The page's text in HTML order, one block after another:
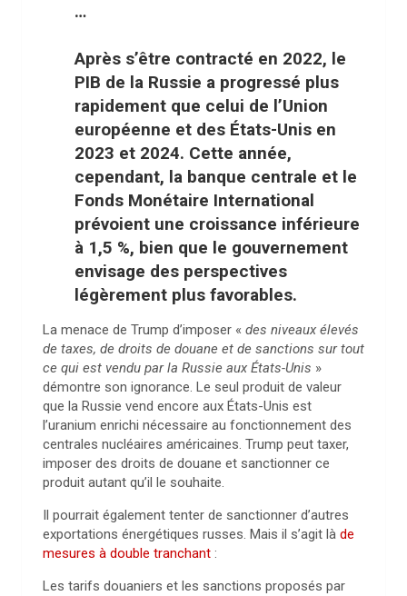
…
Après s’être contracté en 2022, le
PIB de la Russie a progressé plus
rapidement que celui de l’Union
européenne et des États-Unis en
2023 et 2024. Cette année,
cependant, la banque centrale et le
Fonds Monétaire International
prévoient une croissance inférieure
à 1,5 %, bien que le gouvernement
envisage des perspectives
légèrement plus favorables.
La menace de Trump d’imposer « des niveaux élevés
de taxes, de droits de douane et de sanctions sur tout
ce qui est vendu par la Russie aux États-Unis »
démontre son ignorance. Le seul produit de valeur
que la Russie vend encore aux États-Unis est
l’uranium enrichi nécessaire au fonctionnement des
centrales nucléaires américaines. Trump peut taxer,
imposer des droits de douane et sanctionner ce
produit autant qu’il le souhaite.
Il pourrait également tenter de sanctionner d’autres
exportations énergétiques russes. Mais il s’agit là de
mesures à double tranchant :
Les tarifs douaniers et les sanctions proposés par